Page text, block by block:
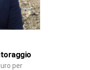
per